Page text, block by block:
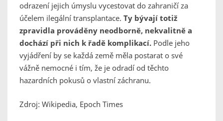
odrazení jejich úmyslu vycestovat do zahraničí za
účelem ilegální transplantace. Ty bývají totiž
zpravidla prováděny neodborně, nekvalitně a
dochází při nich k řadě komplikací. Podle jeho
vyjádření by se každá země měla postarat o své
vážně nemocné i tím, že je odradí od těchto
hazardních pokusů o vlastní záchranu.
Zdroj: Wikipedia, Epoch Times